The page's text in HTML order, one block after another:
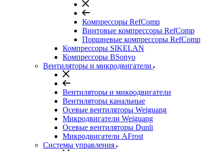
Компрессоры RefComp
Винтовые компрессоры RefComp
Поршневые компрессоры RefComp
Компрессоры SIKELAN
Компрессоры BSonyo
Вентиляторы и микродвигатели
Вентиляторы и микродвигатели
Вентиляторы канальные
Осевые вентиляторы Weiguang
Микродвигатели Weiguang
Осевые вентиляторы Dunli
Микродвигатели AFrost
Системы управления